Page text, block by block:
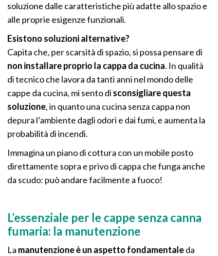
soluzione dalle caratteristiche più adatte allo spazio e
alle proprie esigenze funzionali.
Esistono soluzioni alternative?
Capita che, per scarsità di spazio, si possa pensare di
non installare proprio la cappa da cucina. In qualità
di tecnico che lavora da tanti anni nel mondo delle
cappe da cucina, mi sento di sconsigliare questa
soluzione, in quanto una cucina senza cappa non
depura l’ambiente dagli odori e dai fumi, e aumenta la
probabilità di incendi.
Immagina un piano di cottura con un mobile posto
direttamente sopra e privo di cappa che funga anche
da scudo: può andare facilmente a fuoco!
L’essenziale per le cappe senza canna
fumaria: la manutenzione
La manutenzione è un aspetto fondamentaleda